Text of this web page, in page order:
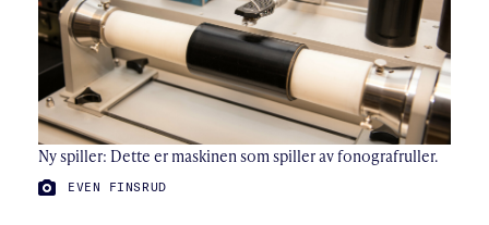
Ny spiller: Dette er maskinen som spiller av fonografruller.
FOTO:
EVEN FINSRUD